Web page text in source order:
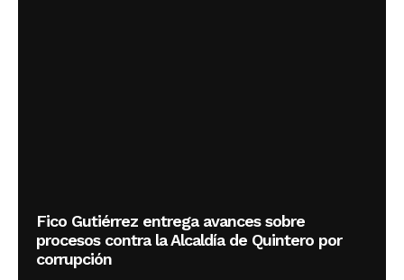
Fico Gutiérrez entrega avances sobre
procesos contra la Alcaldía de Quintero por
corrupción